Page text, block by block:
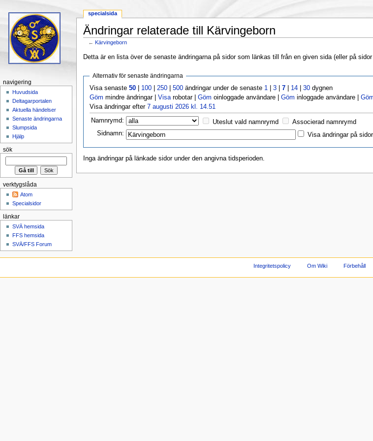
Ändringar relaterade till Kärvingeborn
←Kärvingeborn
Detta är en lista över de senaste ändringarna på sidor som länkas till från en given sida (eller på
Alternativ för senaste ändringarna
Visa senaste50 100 250 |500 ändringar under de senaste 1 |3 |7 14 |30 dygnen
Göm mindre ändringar |Visa robotar |Göm oinloggade användare |Göm inloggade användare |
Visa ändringar efter7 augusti 2026 kl. 14.51
Namnrymd: Uteslut vald namnrymd
Associerad namnrymd
Sidnamn:
Visa ändringar på
Inga ändringar på länkade sidor under den angivna tidsperioden.
specialsida
navigering
Huvudsida
Deltagarportalen
Aktuella händelser
Senaste ändringarna
Slumpsida
Hjälp
sök
verktygslåda
Atom
Specialsidor
länkar
SVÄ hemsida
FFS hemsida
SVÄ/FFS Forum
Integritetspolicy Om Wiki Förbehåll